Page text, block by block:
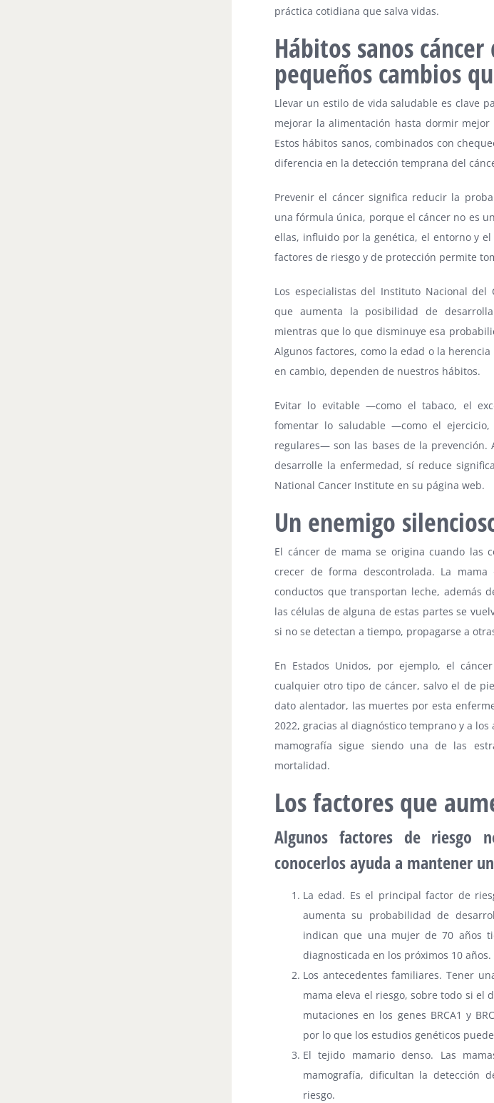
práctica cotidiana que salva vidas.
Hábitos sanos
pequeños cambios
Llevar un estilo de vida saludable es clave
mejorar la alimentación hasta dormir
Estos hábitos sanos, combinados con
diferencia en la detección temprana del
Prevenir el cáncer significa reducir la
una fórmula única, porque el cáncer no es
ellas, influido por la genética, el entorno y
factores de riesgo y de protección permite
Los especialistas del Instituto Nacional del
que aumenta la posibilidad de
mientras que lo que disminuye esa
Algunos factores, como la edad o la
en cambio, dependen de nuestros hábitos.
Evitar lo evitable —como el tabaco, el
fomentar lo saludable —como el
regulares— son las bases de la prevención.
desarrolle la enfermedad, sí reduce
National Cancer Institute en su página web.
Un enemigo
El cáncer de mama se origina cuando las
crecer de forma descontrolada. La
conductos que transportan leche, además
las células de alguna de estas partes se
si no se detectan a tiempo, propagarse a
En Estados Unidos, por ejemplo, el
cualquier otro tipo de cáncer, salvo el de
dato alentador, las muertes por esta
2022, gracias al diagnóstico temprano y a
mamografía sigue siendo una de las
mortalidad.
Los factores que
Algunos factores de riesgo
conocerlos ayuda a mantener
La edad. Es el principal factor de
aumenta su probabilidad de
indican que una mujer de 70 años
diagnosticada en los próximos 10 años.
Los antecedentes familiares. Tener
mama eleva el riesgo, sobre todo si el
mutaciones en los genes BRCA1 y
por lo que los estudios genéticos
El tejido mamario denso. Las
mamografía, dificultan la detección
riesgo.